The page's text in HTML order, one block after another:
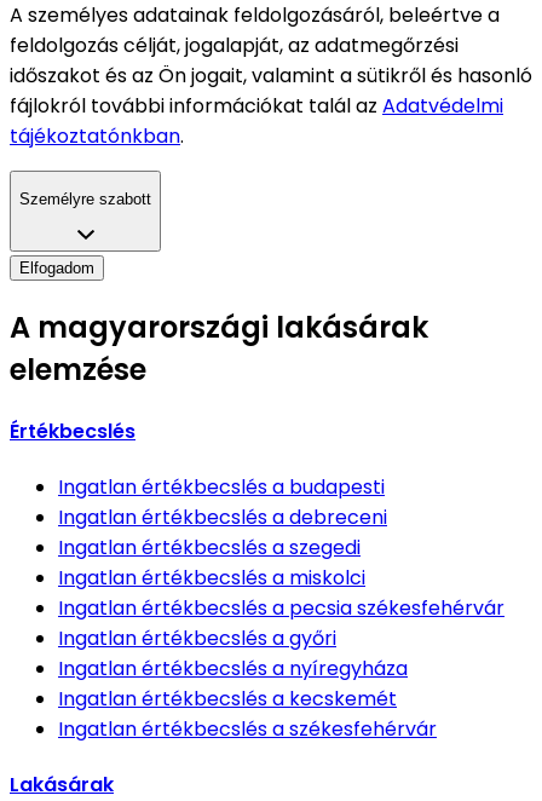
A személyes adatainak feldolgozásáról, beleértve a
feldolgozás célját, jogalapját, az adatmegőrzési
időszakot és az Ön jogait, valamint a sütikről és hasonló
fájlokról további információkat talál az Adatvédelmi
tájékoztatónkban.
Személyre szabott
Elfogadom
A magyarországi lakásárak
elemzése
Értékbecslés
Ingatlan értékbecslésa budapesti
Ingatlan értékbecslésa debreceni
Ingatlan értékbecslésa szegedi
Ingatlan értékbecslésa miskolci
Ingatlan értékbecslésa pecsia székesfehérvár
Ingatlan értékbecslésa győri
Ingatlan értékbecslésa nyíregyháza
Ingatlan értékbecslésa kecskemét
Ingatlan értékbecslésa székesfehérvár
Lakásárak